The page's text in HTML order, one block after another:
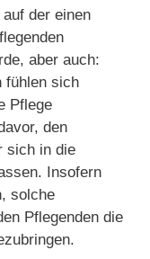
der einen
aber auch:
fühlen sich
Pflege
den
sich in die
Insofern
solche
Pflegenden die